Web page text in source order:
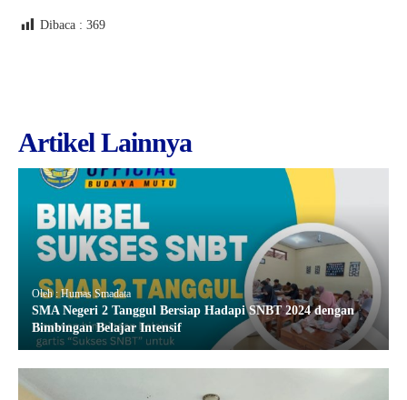
Dibaca : 369
Artikel Lainnya
Oleh : Humas Smadata
SMA Negeri 2 Tanggul Bersiap Hadapi SNBT 2024 dengan
Bimbingan Belajar Intensif